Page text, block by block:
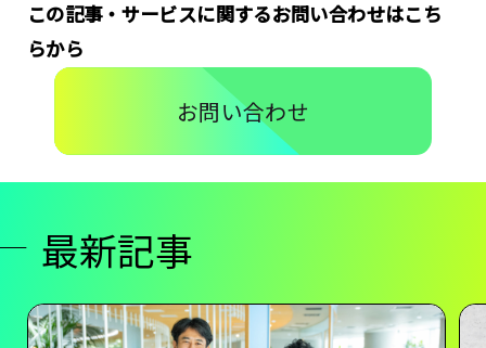
この記事・サービスに関するお問い合わせはこち
らから
お問い合わせ
最新記事